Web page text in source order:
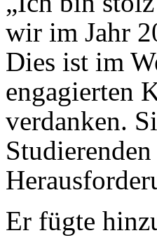
wir im Jahr
Dies ist im
engagierten
verdanken.
Er fügte